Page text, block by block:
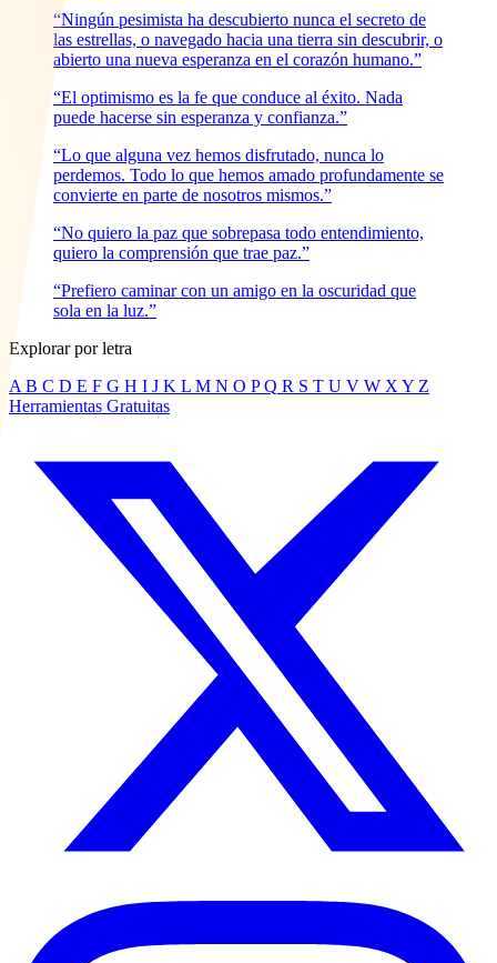
“Ningún pesimista ha descubierto nunca el secreto de
las estrellas, o navegado hacia una tierra sin descubrir, o
abierto una nueva esperanza en el corazón humano.”
“El optimismo es la fe que conduce al éxito. Nada
puede hacerse sin esperanza y confianza.”
“Lo que alguna vez hemos disfrutado, nunca lo
perdemos. Todo lo que hemos amado profundamente se
convierte en parte de nosotros mismos.”
“No quiero la paz que sobrepasa todo entendimiento,
quiero la comprensión que trae paz.”
“Prefiero caminar con un amigo en la oscuridad que
sola en la luz.”
Explorar por letra
A B C D E F G H I J K L M N O P Q R S T U V W X Y Z
Herramientas Gratuitas